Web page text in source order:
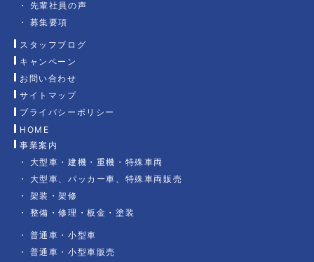
HOME
事業案内
大型車・建機・重機・特殊車両
大型車、パッカー車、特殊車両販売
架装・架修
整備・修理・板金・塗装
普通車・小型車
普通車・小型車販売
先輩社員の声
募集要項
スタッフブログ
キャンペーン
お問い合わせ
サイトマップ
プライバシーポリシー